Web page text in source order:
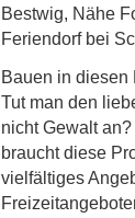
Bestwig, Nähe
Feriendorf bei
Bauen in diesen
Tut man den
nicht Gewalt
braucht diese
vielfältiges